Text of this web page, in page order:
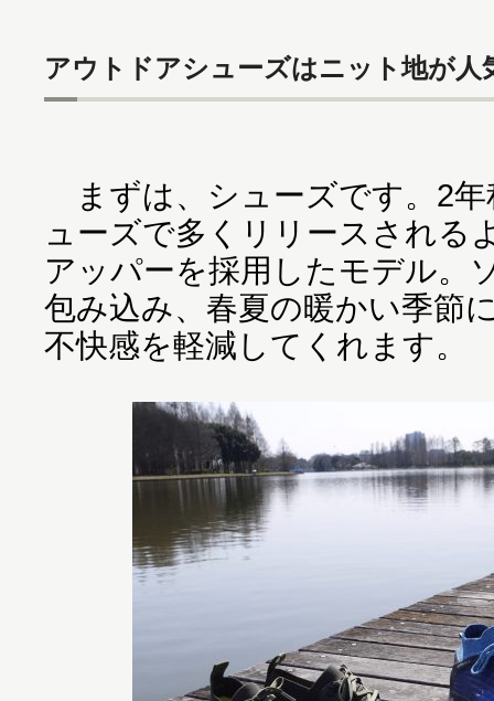
アウトドアシューズはニット地が人
まずは、シューズです。2
ューズで多くリリースされる
アッパーを採用したモデル。
包み込み、春夏の暖かい季節
不快感を軽減してくれます。